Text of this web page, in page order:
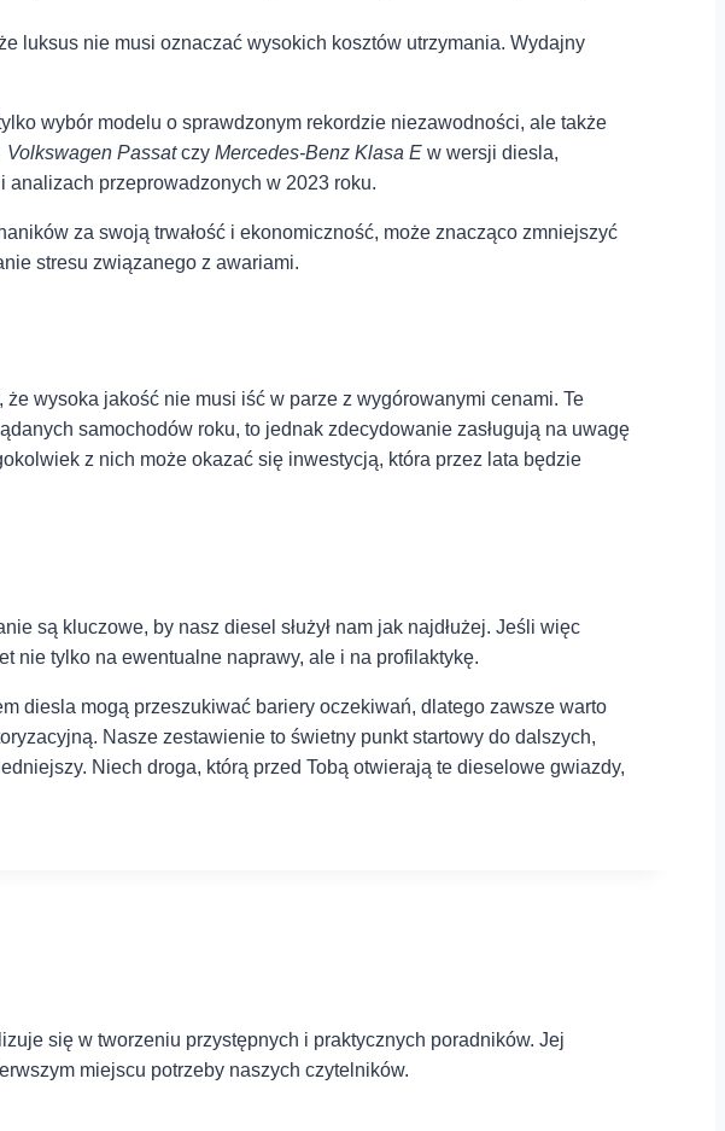
luksus nie musi oznaczać wysokich kosztów utrzymania. Wydajny
wybór modelu o sprawdzonym rekordzie niezawodności, ale⁣ także
Volkswagen ⁢Passatczy Mercedes-Benz Klasa E w wersji ‍diesla,
analizach przeprowadzonych ⁤w 2023 roku.
za swoją trwałość ⁤i ekonomiczność, może ⁢znacząco zmniejszyć
stresu‍ związanego z ⁤awariami.
wysoka jakość nie musi iść w parze z wygórowanymi cenami. Te
samochodów roku,⁤ to jednak zdecydowanie zasługują na uwagę
z nich ⁢może okazać się inwestycją, która ⁤przez lata będzie
są kluczowe, by‍ nasz diesel służył nam ⁤jak⁢ najdłużej.⁣ Jeśli więc
nie⁣ tylko na ⁤ewentualne naprawy, ale⁤ i na profilaktykę.
diesla mogą przeszukiwać bariery oczekiwań, ⁤dlatego zawsze warto⁤
Nasze zestawienie to świetny punkt startowy do ⁤dalszych,⁣
Niech droga, ⁤którą przed Tobą otwierają te⁢ dieselowe gwiazdy,
się w tworzeniu przystępnych i praktycznych poradników. Jej
miejscu potrzeby naszych czytelników.